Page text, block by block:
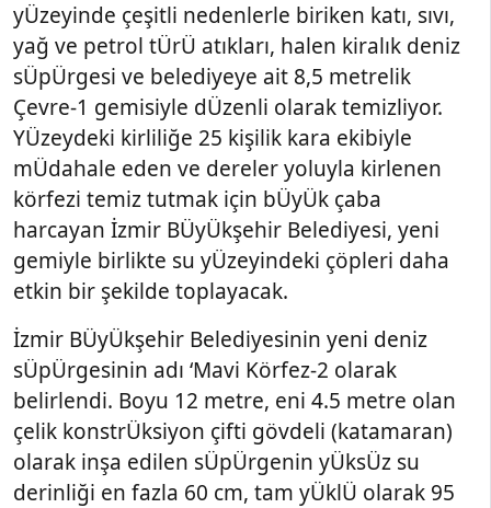
yÜzeyinde çeşitli nedenlerle biriken katı, sıvı,
yağ ve petrol tÜrÜ atıkları, halen kiralık deniz
sÜpÜrgesi ve belediyeye ait 8,5 metrelik
Çevre-1 gemisiyle dÜzenli olarak temizliyor.
YÜzeydeki kirliliğe 25 kişilik kara ekibiyle
mÜdahale eden ve dereler yoluyla kirlenen
körfezi temiz tutmak için bÜyÜk çaba
harcayan İzmir BÜyÜkşehir Belediyesi, yeni
gemiyle birlikte su yÜzeyindeki çöpleri daha
etkin bir şekilde toplayacak.
İzmir BÜyÜkşehir Belediyesinin yeni deniz
sÜpÜrgesinin adı ‘Mavi Körfez-2 olarak
belirlendi. Boyu 12 metre, eni 4.5 metre olan
çelik konstrÜksiyon çifti gövdeli (katamaran)
olarak inşa edilen sÜpÜrgenin yÜksÜz su
derinliği en fazla 60 cm, tam yÜklÜ olarak 95